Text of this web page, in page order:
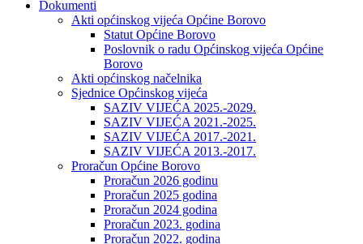
Dokumenti
Akti općinskog vijeća Općine Borovo
Statut Općine Borovo
Poslovnik o radu Općinskog vijeća Općine
Borovo
Akti općinskog načelnika
Sjednice Općinskog vijeća
SAZIV VIJEĆA 2025.-2029.
SAZIV VIJEĆA 2021.-2025.
SAZIV VIJEĆA 2017.-2021.
SAZIV VIJEĆA 2013.-2017.
Proračun Općine Borovo
Proračun 2026 godinu
Proračun 2025 godina
Proračun 2024 godina
Proračun 2023. godina
Proračun 2022. godina